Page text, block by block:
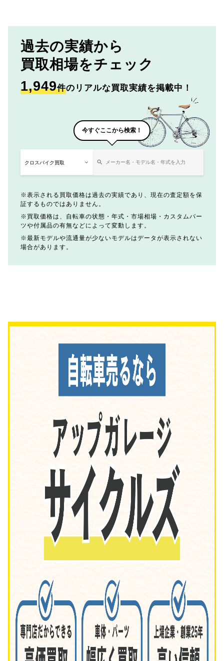
過去の実績から
買取相場をチェック
1,949件のリアルな買取実績を掲載中！
今すぐここから検索！
表示される買取価格は過去の実績であり、現在の査定額を保
証するものではありません。
買取価格は、自転車の状態・年式・市場相場・カスタムパー
ツや付属品の有無などによって変動します。
最新モデルや流通量が少ないモデルはデータが表示されない
場合があります。